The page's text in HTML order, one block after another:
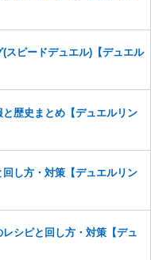
せんのでご注意くだ
の及ぶ内容の書き込みがあ
合もございますので、あら
スピードデュエル)【デュエル
と歴史まとめ【デュエルリン
し方・対策【デュエルリン
シピと回し方・対策【デュ